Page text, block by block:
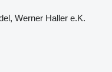
Werner Haller e.K.